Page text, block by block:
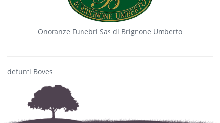
Onoranze Funebri Sas di Brignone Umberto
defunti Boves